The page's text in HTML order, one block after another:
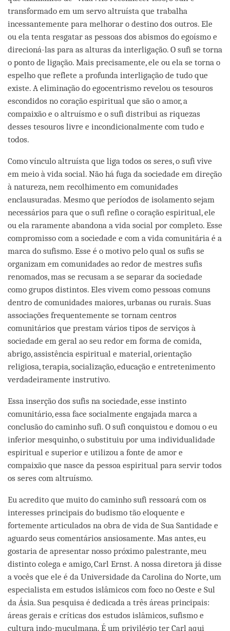
transformado em um servo altruísta que trabalha
incessantemente para melhorar o destino dos outros. Ele
ou ela tenta resgatar as pessoas dos abismos do egoísmo e
direcioná-las para as alturas da interligação. O sufi se torna
o ponto de ligação. Mais precisamente, ele ou ela se torna o
espelho que reflete a profunda interligação de tudo que
existe. A eliminação do egocentrismo revelou os tesouros
escondidos no coração espiritual que são o amor, a
compaixão e o altruísmo e o sufi distribui as riquezas
desses tesouros livre e incondicionalmente com tudo e
todos.
Como vínculo altruísta que liga todos os seres, o sufi vive
em meio à vida social. Não há fuga da sociedade em direção
à natureza, nem recolhimento em comunidades
enclausuradas. Mesmo que períodos de isolamento sejam
necessários para que o sufi refine o coração espiritual, ele
ou ela raramente abandona a vida social por completo. Esse
compromisso com a sociedade e com a vida comunitária é a
marca do sufismo. Esse é o motivo pelo qual os sufis se
organizam em comunidades ao redor de mestres sufis
renomados, mas se recusam a se separar da sociedade
como grupos distintos. Eles vivem como pessoas comuns
dentro de comunidades maiores, urbanas ou rurais. Suas
associações frequentemente se tornam centros
comunitários que prestam vários tipos de serviços à
sociedade em geral ao seu redor em forma de comida,
abrigo, assistência espiritual e material, orientação
religiosa, terapia, socialização, educação e entretenimento
verdadeiramente instrutivo.
Essa inserção dos sufis na sociedade, esse instinto
comunitário, essa face socialmente engajada marca a
conclusão do caminho sufi. O sufi conquistou e domou o eu
inferior mesquinho, o substituiu por uma individualidade
espiritual e superior e utilizou a fonte de amor e
compaixão que nasce da pessoa espiritual para servir todos
os seres com altruísmo.
Eu acredito que muito do caminho sufi ressoará com os
interesses principais do budismo tão eloquente e
fortemente articulados na obra de vida de Sua Santidade e
aguardo seus comentários ansiosamente. Mas antes, eu
gostaria de apresentar nosso próximo palestrante, meu
distinto colega e amigo, Carl Ernst. A nossa diretora já disse
a vocês que ele é da Universidade da Carolina do Norte, um
especialista em estudos islâmicos com foco no Oeste e Sul
da Ásia. Sua pesquisa é dedicada a três áreas principais:
áreas gerais e críticas dos estudos islâmicos, sufismo e
cultura indo-muçulmana. É um privilégio ter Carl aqui